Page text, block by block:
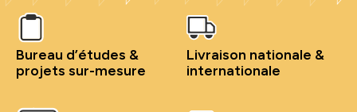
Bureau d’études &
projets sur-mesure
Livraison nationale &
internationale